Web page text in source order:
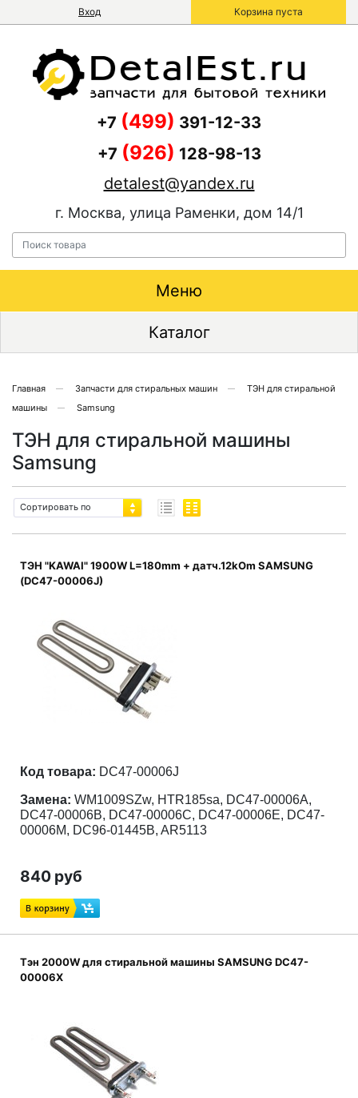
Вход Корзина пуста
+7 (499) 391-12-33
+7 (926) 128-98-13
detalest@yandex.ru
г. Москва, улица Раменки, дом 14/1
Меню
Каталог
Главная Запчасти для стиральных машин
ТЭН для стиральной
машины
Samsung
ТЭН для стиральной машины
Samsung
Сортировать по
ТЭН "KAWAI" 1900W L=180mm + датч.12kOm SAMSUNG
(DC47-00006J)
Код товара: DC47-00006J
Замена: WM1009SZw, HTR185sa, DC47-00006A,
DC47-00006B, DC47-00006C, DC47-00006E, DC47-
00006M, DC96-01445B, AR5113
840 руб
Тэн 2000W для стиральной машины SAMSUNG DC47-
00006X